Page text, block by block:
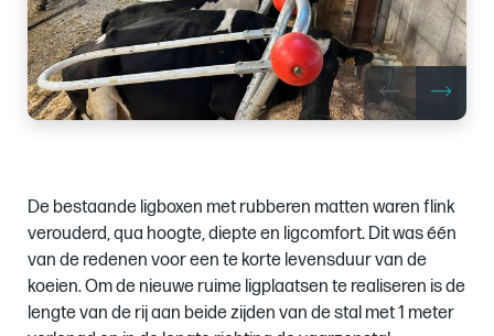
De bestaande ligboxen met rubberen matten waren flink
verouderd, qua hoogte, diepte en ligcomfort. Dit was één
van de redenen voor een te korte levensduur van de
koeien. Om de nieuwe ruime ligplaatsen te realiseren is de
lengte van de rij aan beide zijden van de stal met 1 meter